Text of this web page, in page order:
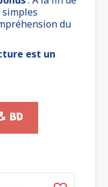
du
est un
BD